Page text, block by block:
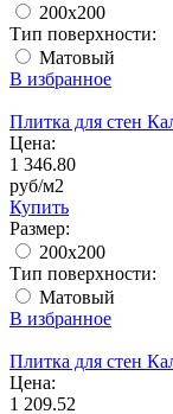
200x200
Тип поверхности:
Матовый
В избранное
Плитка для стен
Цена:
1 346.80
руб/м2
Купить
Размер:
200x200
Тип поверхности:
Матовый
В избранное
Плитка для стен
Цена:
1 209.52